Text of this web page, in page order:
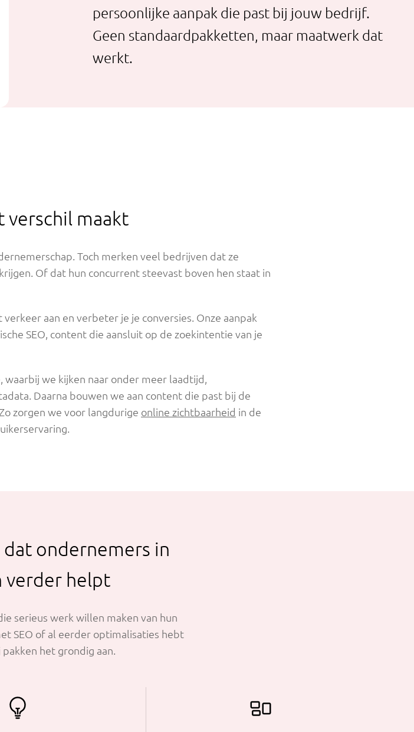
persoonlijke aanpak die past bij jouw bedrijf.
Geen standaardpakketten, maar maatwerk dat
werkt.
verschil maakt
Toch merken veel bedrijven dat ze
Of dat hun concurrent steevast boven hen staat in
aan en verbeter je je conversies. Onze aanpak
SEO, content die aansluit op de zoekintentie van je
we kijken naar onder meer laadtijd,
Daarna bouwen we aan content die past bij de
zorgen we voor langdurige online zichtbaarheid in de
dat ondernemers in
verder helpt
serieus werk willen maken van hun
SEO of al eerder optimalisaties hebt
het grondig aan.